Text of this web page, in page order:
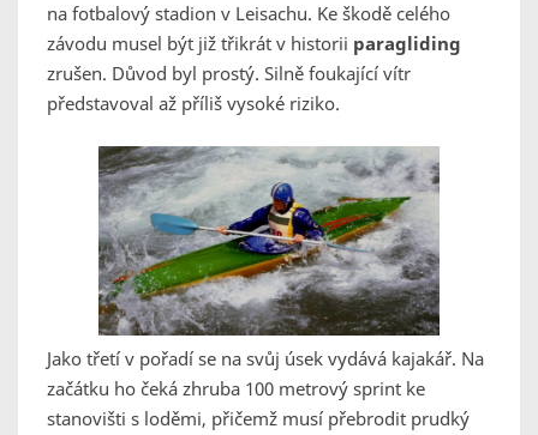
na fotbalový stadion v Leisachu. Ke škodě celého
závodu musel být již třikrát v historii paragliding
zrušen. Důvod byl prostý. Silně foukající vítr
představoval až příliš vysoké riziko.
Jako třetí v pořadí se na svůj úsek vydává kajakář. Na
začátku ho čeká zhruba 100 metrový sprint ke
stanovišti s loděmi, přičemž musí přebrodit prudký